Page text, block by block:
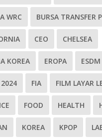
WRC BURSA TRANSFER
CEO CHELSEA
KOREA EROPA ESDM
2024 FIA FILM LAYAR
FOOD HEALTH
KOREA KPOP